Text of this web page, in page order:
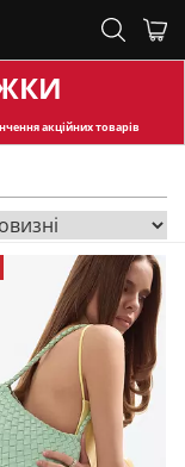
акційних товарів